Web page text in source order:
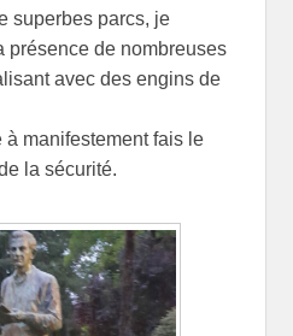
superbes parcs, je
présence de nombreuses
avec des engins de
manifestement fais le
la sécurité.